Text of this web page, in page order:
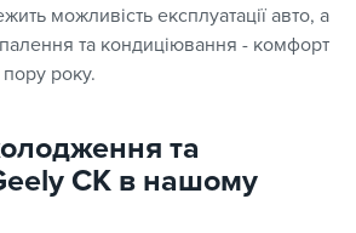
можливість експлуатації авто, а
та кондиціювання - комфорт
року.
та
CK в нашому